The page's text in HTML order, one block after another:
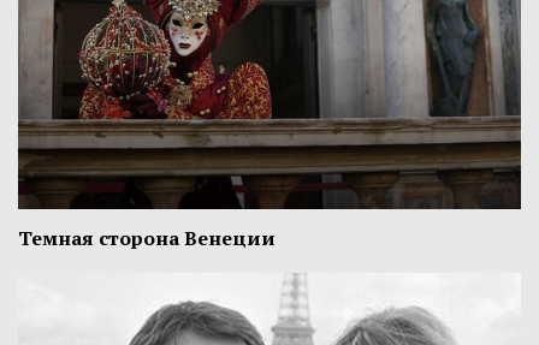
Темная сторона Венеции